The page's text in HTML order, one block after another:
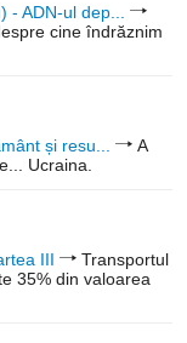
ADN-ul dep...
cine îndrăznim
și resu...
A
Ucraina.
III
Transportul
35% din valoarea